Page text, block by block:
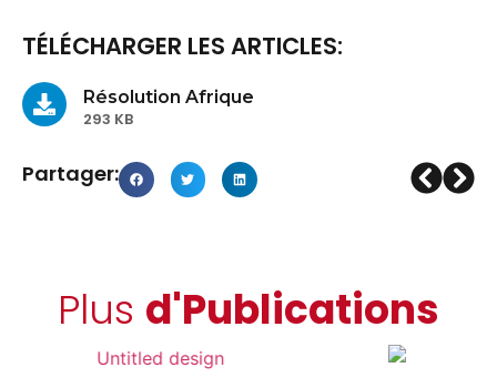
TÉLÉCHARGER LES ARTICLES:
Résolution Afrique
293 KB
Partager:
Plus d'Publications